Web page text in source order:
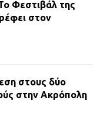
Φεστιβάλ της
στον
στους δύο
στην Ακρόπολη